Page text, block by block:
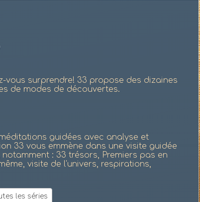
vous surprendre! 33 propose des dizaines
de modes de découvertes.
guidées avec analyse et
33 vous emmène dans une visite guidée
: 33 trésors, Premiers pas en
visite de l'univers, respirations,
les séries